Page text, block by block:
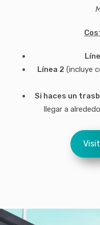
Línea 2 (incluye
Si haces un
llegar a